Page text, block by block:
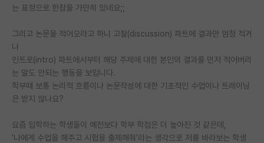
인문사회 계열 게시판
특수/전문대학원 게시판
반도체/AI 게시판
장학금/장학생 게시판
학술 정보 게시판
홍보 게시판
는 표정으로 한참을 가만히 있네요;;
그리고 논문을 적어오라고 하니 고찰(discussion) 파트에 결과만 엄청 적거
나
인트로(intro) 파트에서부터 해당 주제에 대한 본인의 결과를 먼저 적어버리
는 말도 안되는 행동을 보입니다.
학부때 보통 논리적 흐름이나 논문작성에 대한 기초적인 수업이나 트레이닝
은 받지 않나요?
요즘 입학하는 학생들이 예전보다 학부 학점은 더 높아진 것 같은데,
'나에게 수업을 해주고 시험을 출제해줘'라는 생각으로 저를 바라보는 학생